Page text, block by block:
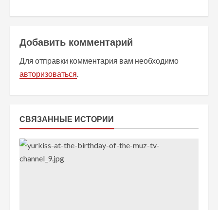
т
ь
е
н
Добавить комментарий
Для отправки комментария вам необходимо
авторизоваться.
СВЯЗАННЫЕ ИСТОРИИ